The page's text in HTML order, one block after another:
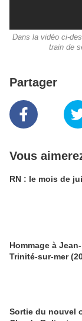
Dans la vidéo ci-
train de
Partager
Vous
RN : le mois de
Hommage à
Trinité-sur-mer
Sortie du nouvel